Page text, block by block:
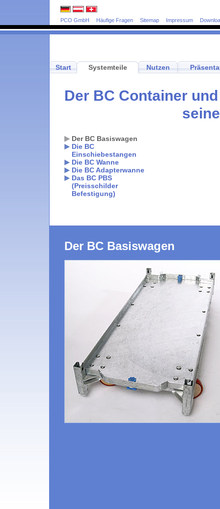
PCO GmbH Häufige Fragen Sitemap Impressum
Start Systemteile Nutzen
Der BC Container und
Der BC Basiswagen
Die BC
Einschiebestangen
Die BC Wanne
Die BC Adapterwanne
Das BC PBS
(Preisschilder
Befestigung)
Der BC Basiswagen